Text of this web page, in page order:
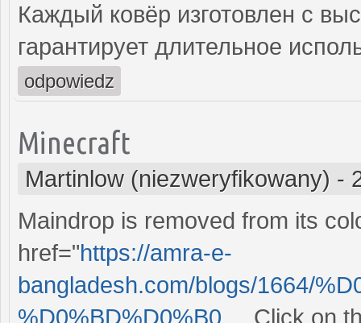
Каждый ковёр изготовлен с
гарантирует длительное
odpowiedz
Minecraft
Martinlow (niezweryfikowany) -
Maindrop is removed from its
href="https://amra-e-
bangladesh.com/blogs/1664/
%D0%BD%D0%B0...
. Click on